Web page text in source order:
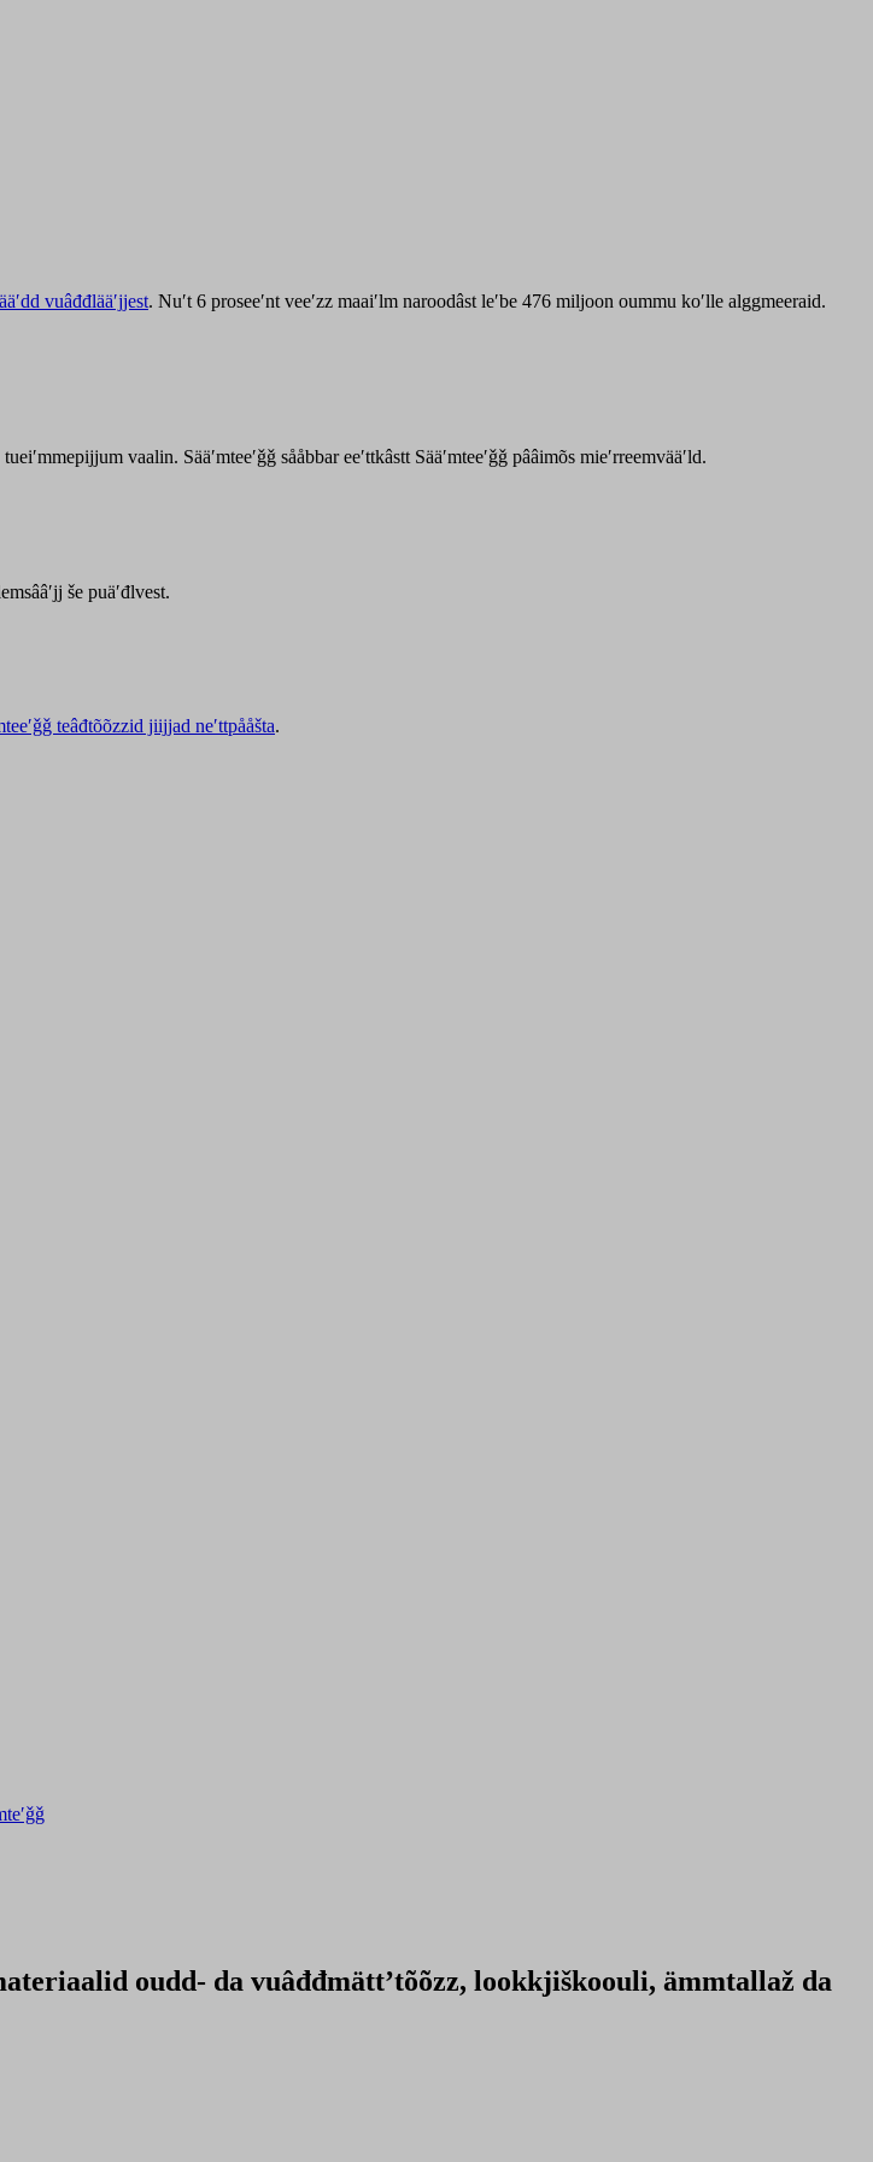
vuâđđlääʹjjest. Nuʹt 6 proseeʹnt veeʹzz maaiʹlm naroodâst leʹbe 476 miljoon oummu koʹlle alggmeeraid.
vaalin. Sääʹmteeʹǧǧ sååbbar eeʹttkâstt Sääʹmteeʹǧǧ pââimõs mieʹrreemvääʹld.
še puäʹđlvest.
teâđtõõzzid jiijjad neʹttpååšta.
oudd- da vuâđđmättʼtõõzz, lookkjiškoouli, ämmtallaž da